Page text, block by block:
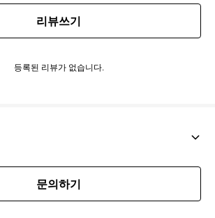
가벼운 소재로 바디에 착 달라붙은
한 팬티에요. 베이직한 디자인으로
없이 섹시해 질 수 있는 아이템!
리뷰쓰기
등록된 리뷰가 없습니다.
문의하기